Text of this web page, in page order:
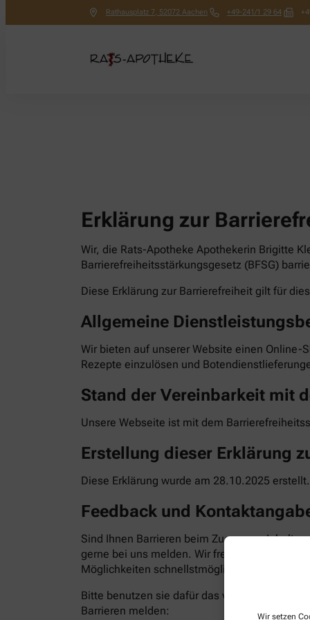
Wir setzen
Rathausplatz 7, 52072 Aachen +49-241/1 29 64
Erklärung zur
Wir, die Rats-Apotheke Apothekerin Brigitte
Barrierefreiheitsstärkungsgesetz (BFSG)
Diese Erklärung zur Barrierefreiheit gilt für
Allgemeine
Wir bieten auf unserer Website einen Online-
Rezepte einzulösen und
Stand der Vereinbarkeit mit
Unsere Webseite ist mit dem
Erstellung dieser Erklärung
Diese Erklärung wurde am 28.10.2025
Feedback und
Sind Ihnen Barrieren beim Zugang zu
gerne bei uns melden. Wir freuen uns auf Ihr
Möglichkeiten schnellstmöglich zu beheben.
Bitte benutzen sie dafür das vorgesehene
Barrieren melden: